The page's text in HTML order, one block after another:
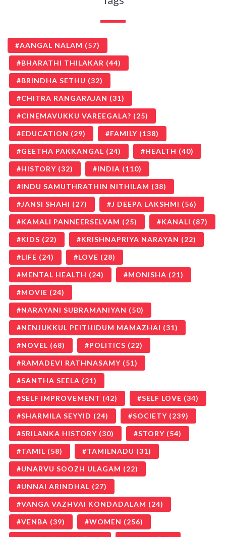
AANGAL NALAM (57)
BHARATHI THILAKAR (44)
BRINDHA SETHU (32)
CHITRA RANGARAJAN (31)
CINEMAVUKKU VAREEGALA? (25)
EDUCATION (29) FAMILY (138)
GEETHA PAKKANGAL (24) HEALTH (40)
HISTORY (32) INDIA (110)
INDU SAMUTHRATHIN NITHILAM (38)
JANSI SHAHI (27) J DEEPA LAKSHMI (56)
KAMALI PANNEERSELVAM (25) KANALI (87)
KIDS (22) KRISHNAPRIYA NARAYAN (22)
LIFE (24) LOVE (28)
MENTAL HEALTH (24) MONISHA (21)
MOVIE (24)
NARAYANI SUBRAMANIYAN (50)
NENJUKKUL PEITHIDUM MAMAZHAI (31)
NOVEL (68) POLITICS (22)
RAMADEVI RATHNASAMY (51)
SANTHA SEELA (21)
SELF IMPROVEMENT (42) SELF LOVE (34)
SHARMILA SEYYID (24) SOCIETY (239)
SRILANKA HISTORY (30) STORY (54)
TAMIL (58) TAMILNADU (31)
UNARVU SOOZH ULAGAM (22)
UNNAI ARINDHAL (27)
VANGA VAZHVAI KONDADALAM (24)
VENBA (39) WOMEN (256)